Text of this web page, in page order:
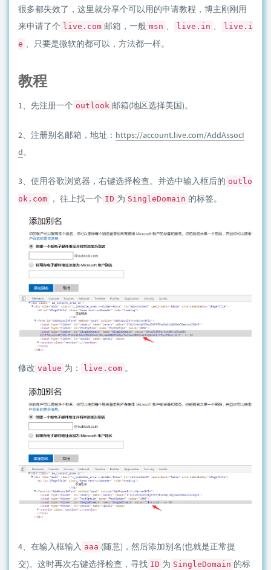
很多都失效了，这里就分享个可以用的申请教程，博主刚刚用
来申请了个 live.com 邮箱，一般 msn 、 live.in 、
live.i
e 、只要是微软的都可以，方法都一样。
教程
1、先注册一个 outlook 邮箱(地区选择美国)。
2、注册别名邮箱，地址： https://account.live.com/AddAssocI
d。
3、使用谷歌浏览器，右键选择检查。并选中输入框后的 outlo
ok.com
， 往上找一个 ID 为 SingleDomain 的标签。
修改 value 为： live.com 。
4、在输入框输入 aaa (随意)，然后添加别名(也就是正常提
交)。这时再次右键选择检查，寻找 ID 为 SingleDomain 的标